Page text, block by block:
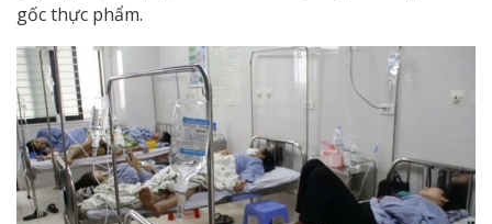
gốc thực phẩm.